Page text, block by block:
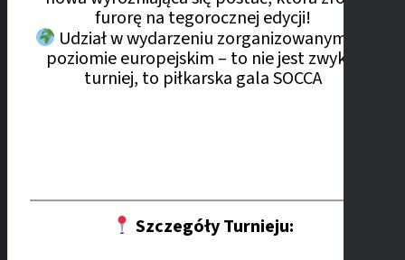
furorę na tegorocznej edycji!
Udział w wydarzeniu zorganizowanym na
poziomie europejskim – to nie jest zwykły
turniej, to piłkarska gala SOCCA
Szczegóły Turnieju: